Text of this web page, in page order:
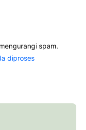
spam.
diproses